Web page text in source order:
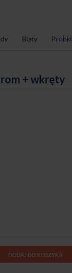
Blaty Próbki
+ wkręty
DODAJ DO KOSZYKA